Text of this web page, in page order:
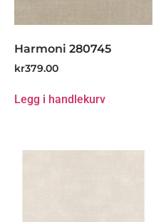
Harmoni 280745
kr379.00
Legg i handlekurv